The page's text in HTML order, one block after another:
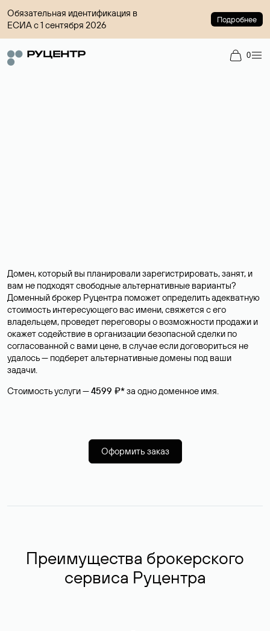
Обязательная идентификация в
ЕСИА с 1 сентября 2026
Подробнее
0
Домен, который вы планировали зарегистрировать, занят, и
вам не подходят свободные альтернативные варианты?
Доменный брокер Руцентра поможет определить адекватную
стоимость интересующего вас имени, свяжется с его
владельцем, проведет переговоры о возможности продажи и
окажет содействие в организации безопасной сделки по
согласованной с вами цене, в случае если договориться не
удалось — подберет альтернативные домены под ваши
задачи.
Стоимость услуги —4599 ₽*за одно доменное имя.
Оформить заказ
Преимущества брокерского
сервиса Руцентра